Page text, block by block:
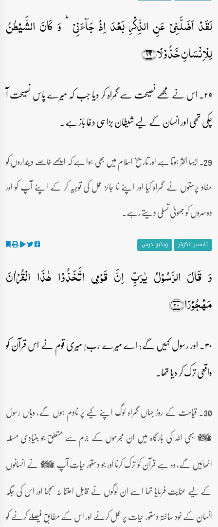
لَقَدۡ اَضَلَّنِیۡ عَنِ الذِّکۡرِ بَعۡدَ اِذۡ جَآءَنِیۡ ؕ وَ کَانَ الشَّیۡطٰنُ
لِلۡاِنۡسَانِ خَذُوۡلًا﴿۲۹﴾
۲۹۔ اس نے مجھے نصیحت سے گمراہ کر دیا جب کہ میرے پاس نصیحت آ
چکی تھی اور انسان کے لیے شیطان بڑا ہی دغا باز ہے۔
29۔ ایسا اکثر ہوتا ہے اور تاریخ اسلام میں بھی ہوا ہے کہ اچھے خاصے دینداروں کو
مفاد پرستوں نے گمراہ کیا اور اپنے نا جائز عمل کی توجیہ کر کے اپنے آپ کو اور
دوسروں کو جھوٹی تسلی دیتے رہے۔
تفسیر الکوثر ویڈیو درس
وَ قَالَ الرَّسُوۡلُ یٰرَبِّ اِنَّ قَوۡمِی اتَّخَذُوۡا ہٰذَا الۡقُرۡاٰنَ
مَہۡجُوۡرًا﴿۳۰﴾
۳۰۔ اور رسول کہیں گے: اے میرے رب! میری قوم نے اس قرآن کو
واقعی ترک کر دیا تھا۔
30۔ قیامت کے روز جہاں گمراہ لوگ اپنے کیے پر نادم ہوں گے، وہاں رسول
صلى‌الله‌عليه‌وآله‌وسلم بھی اللہ کی بارگاہ میں ان مجرموں کے جرم سے متعلق جو بنیادی مسئلہ
اٹھائیں گے، وہ ہے قرآن کو ترک کرنا اور جو دستور حیات آپ صلى‌الله‌عليه‌وآله‌وسلم نے انسانوں
کے لیے عنایت فرمایا تھا اسے ان لوگوں نے قابل اعتنا نہ سمجھا اور اس کی جگہ
انسان کے خود ساختہ دستور حیات پر عمل کرنے اور اس کے مطابق فیصلے کرنے کو